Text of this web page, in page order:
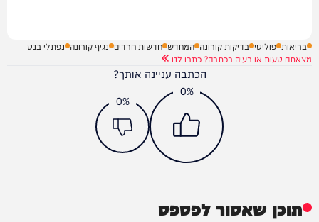
בריאות פוליטי בדיקות קורונה המחדש חדשות חרדים נגיף קורונה נפתלי בנט
מצאתם טעות או בעיה בכתבה? כתבו לנו
הכתבה עניינה אותך?
0%
0%
תוכן שאסור לפספס